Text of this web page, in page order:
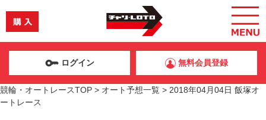
ログイン 無料会員登録
競輪・オートレースTOP > オート予想一覧 > 2018年04月04日 飯塚オ
ートレース